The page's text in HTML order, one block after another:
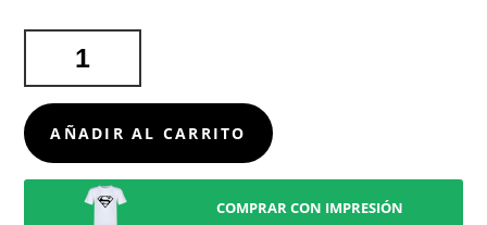
CARGADOR
BEIN
CANTIDAD
AÑADIR AL CARRITO
COMPRAR CON IMPRESIÓN